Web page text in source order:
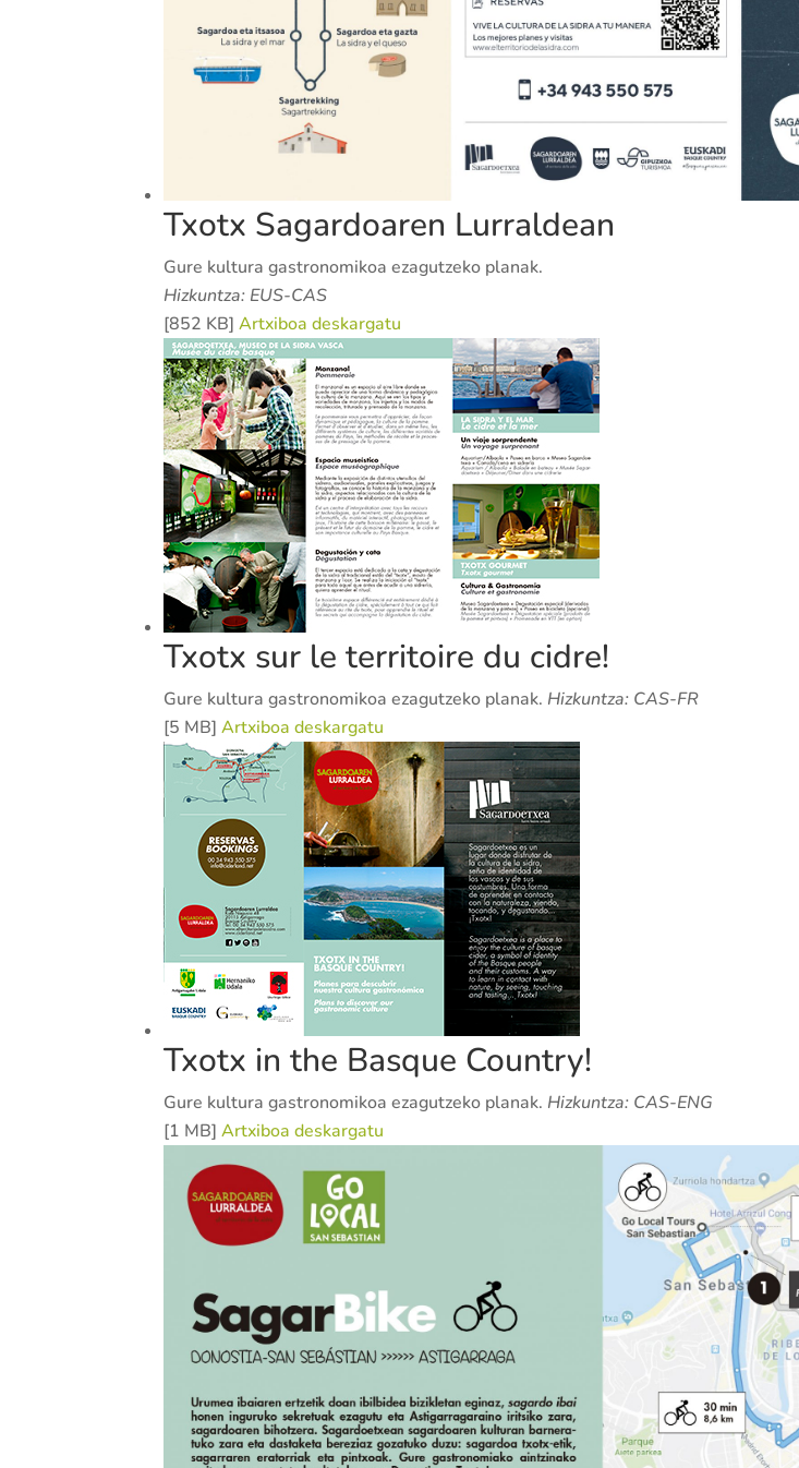
Txotx Sagardoaren Lurraldean
Gure kultura gastronomikoa ezagutzeko planak.
Hizkuntza: EUS-CAS
[852 KB] Artxiboa deskargatu
Txotx sur le territoire du cidre!
Gure kultura gastronomikoa ezagutzeko planak. Hizkuntza: CAS-FR
[5 MB] Artxiboa deskargatu
Txotx in the Basque Country!
Gure kultura gastronomikoa ezagutzeko planak. Hizkuntza: CAS-ENG
[1 MB] Artxiboa deskargatu